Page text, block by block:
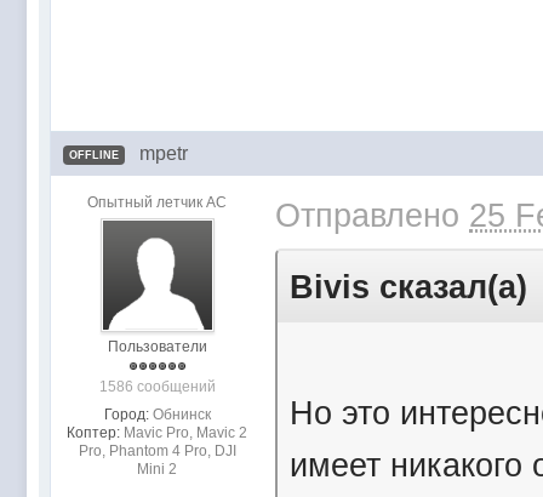
OFFLINE mpetr
Опытный летчик АС
Пользователи
1586 сообщений
Город: Обнинск
Коптер: Mavic Pro, Mavic 2
Pro, Phantom 4 Pro, DJI
Mini 2
Отправлено 25
Bivis сказал(а)
Но это
имеет никакого